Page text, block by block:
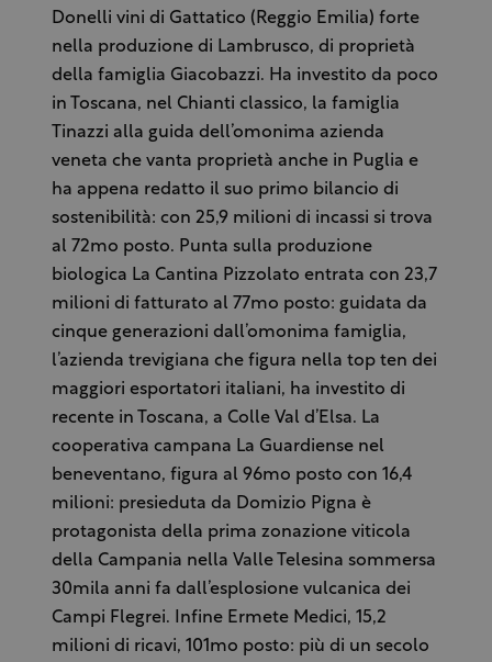
Donelli vini di Gattatico (Reggio Emilia) forte
nella produzione di Lambrusco, di proprietà
della famiglia Giacobazzi. Ha investito da poco
in Toscana, nel Chianti classico, la famiglia
Tinazzi alla guida dell’omonima azienda
veneta che vanta proprietà anche in Puglia e
ha appena redatto il suo primo bilancio di
sostenibilità: con 25,9 milioni di incassi si trova
al 72mo posto. Punta sulla produzione
biologica La Cantina Pizzolato entrata con 23,7
milioni di fatturato al 77mo posto: guidata da
cinque generazioni dall’omonima famiglia,
l’azienda trevigiana che figura nella top ten dei
maggiori esportatori italiani, ha investito di
recente in Toscana, a Colle Val d’Elsa. La
cooperativa campana La Guardiense nel
beneventano, figura al 96mo posto con 16,4
milioni: presieduta da Domizio Pigna è
protagonista della prima zonazione viticola
della Campania nella Valle Telesina sommersa
30mila anni fa dall’esplosione vulcanica dei
Campi Flegrei. Infine Ermete Medici, 15,2
milioni di ricavi, 101mo posto: più di un secolo